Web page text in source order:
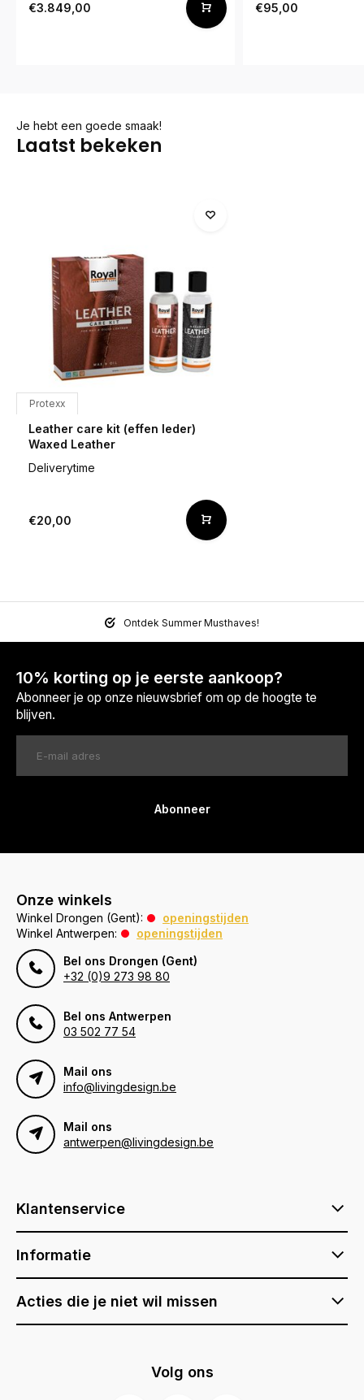
€3.849,00 €95,00
Je hebt een goede smaak!
Laatst bekeken
Protexx
Leather care kit (effen leder)
Waxed Leather
Deliverytime
€20,00
Ontdek Summer Musthaves!
10% korting op je eerste aankoop?
Abonneer je op onze nieuwsbrief om op de hoogte te
blijven.
Abonneer
Onze winkels
Winkel Drongen (Gent):
openingstijden
Winkel Antwerpen:
openingstijden
Bel ons Drongen (Gent)
+32 (0)9 273 98 80
Bel ons Antwerpen
03 502 77 54
Mail ons
info@livingdesign.be
Mail ons
antwerpen@livingdesign.be
Klantenservice
Informatie
Acties die je niet wil missen
Volg ons